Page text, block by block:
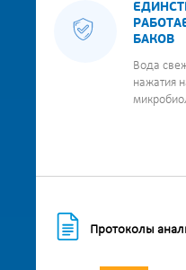
БАКОВ
Вода
нажатия
Протоколы